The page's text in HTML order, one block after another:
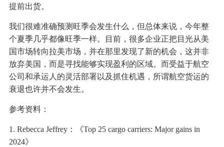
提前出货。
我们很难准确预测旺季会发生什么，但总体来说，今年整
个夏季几乎都像旺季一样。目前，很多企业正把目光从美
国市场转向拉美市场，并在那里发现了新的机会，这并非
放弃美国，而是寻找能够实现盈利的区域。而受益于航空
公司和承运人的灵活部署以及抓住机遇，所谓航空货运的
衰退也许并不会发生。
参考资料：
1. Rebecca Jeffrey：《Top 25 cargo carriers: Major gains in
2024》